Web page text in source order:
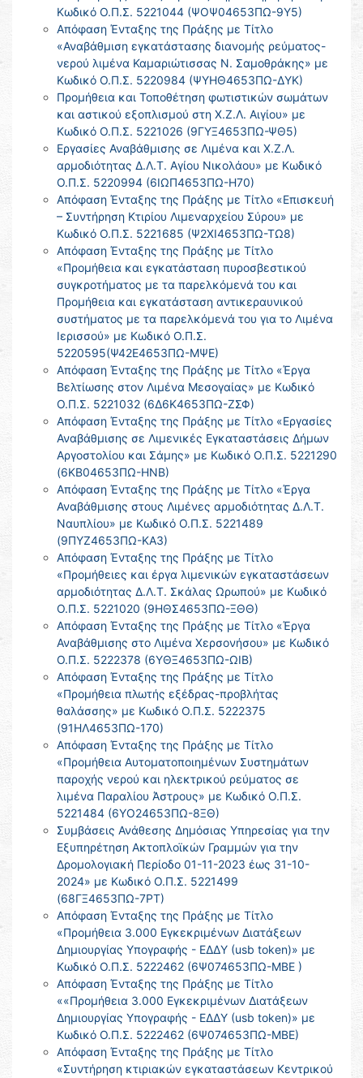
Κωδικό Ο.Π.Σ. 5221044 (ΨΟΨ04653ΠΩ-9Υ5)
Απόφαση Ένταξης της Πράξης με Τίτλο
«Αναβάθμιση εγκατάστασης διανομής ρεύματος-
νερού λιμένα Καμαριώτισσας Ν. Σαμοθράκης» με
Κωδικό Ο.Π.Σ. 5220984 (ΨΥΗΘ4653ΠΩ-ΔΥΚ)
Προμήθεια και Τοποθέτηση φωτιστικών σωμάτων
και αστικού εξοπλισμού στη Χ.Ζ.Λ. Αιγίου» με
Κωδικό Ο.Π.Σ. 5221026 (9ΓΥΞ4653ΠΩ-ΨΘ5)
Εργασίες Αναβάθμισης σε Λιμένα και Χ.Ζ.Λ.
αρμοδιότητας Δ.Λ.Τ. Αγίου Νικολάου» με Κωδικό
Ο.Π.Σ. 5220994 (6ΙΩΠ4653ΠΩ-Η70)
Απόφαση Ένταξης της Πράξης με Τίτλο «Επισκευή
– Συντήρηση Κτιρίου Λιμεναρχείου Σύρου» με
Κωδικό Ο.Π.Σ. 5221685 (Ψ2ΧΙ4653ΠΩ-ΤΩ8)
Απόφαση Ένταξης της Πράξης με Τίτλο
«Προμήθεια και εγκατάσταση πυροσβεστικού
συγκροτήματος με τα παρελκόμενά του και
Προμήθεια και εγκατάσταση αντικεραυνικού
συστήματος με τα παρελκόμενά του για το Λιμένα
Ιερισσού» με Κωδικό Ο.Π.Σ.
5220595(Ψ42Ε4653ΠΩ-ΜΨΕ)
Απόφαση Ένταξης της Πράξης με Τίτλο «Έργα
Βελτίωσης στον Λιμένα Μεσογαίας» με Κωδικό
Ο.Π.Σ. 5221032 (6Δ6Κ4653ΠΩ-ΖΣΦ)
Απόφαση Ένταξης της Πράξης με Τίτλο «Εργασίες
Αναβάθμισης σε Λιμενικές Εγκαταστάσεις Δήμων
Αργοστολίου και Σάμης» με Κωδικό Ο.Π.Σ. 5221290
(6ΚΒ04653ΠΩ-ΗΝΒ)
Απόφαση Ένταξης της Πράξης με Τίτλο «Έργα
Αναβάθμισης στους Λιμένες αρμοδιότητας Δ.Λ.Τ.
Ναυπλίου» με Κωδικό Ο.Π.Σ. 5221489
(9ΠΥΖ4653ΠΩ-ΚΑ3)
Απόφαση Ένταξης της Πράξης με Τίτλο
«Προμήθειες και έργα λιμενικών εγκαταστάσεων
αρμοδιότητας Δ.Λ.Τ. Σκάλας Ωρωπού» με Κωδικό
Ο.Π.Σ. 5221020 (9ΗΘΣ4653ΠΩ-ΞΘΘ)
Απόφαση Ένταξης της Πράξης με Τίτλο «Έργα
Αναβάθμισης στο Λιμένα Χερσονήσου» με Κωδικό
Ο.Π.Σ. 5222378 (6ΥΘΞ4653ΠΩ-ΩΙΒ)
Απόφαση Ένταξης της Πράξης με Τίτλο
«Προμήθεια πλωτής εξέδρας-προβλήτας
θαλάσσης» με Κωδικό Ο.Π.Σ. 5222375
(91ΗΛ4653ΠΩ-170)
Απόφαση Ένταξης της Πράξης με Τίτλο
«Προμήθεια Αυτοματοποιημένων Συστημάτων
παροχής νερού και ηλεκτρικού ρεύματος σε
λιμένα Παραλίου Άστρους» με Κωδικό Ο.Π.Σ.
5221484 (6ΥΟ24653ΠΩ-8ΞΘ)
Συμβάσεις Ανάθεσης Δημόσιας Υπηρεσίας για την
Εξυπηρέτηση Ακτοπλοϊκών Γραμμών για την
Δρομολογιακή Περίοδο 01-11-2023 έως 31-10-
2024» με Κωδικό Ο.Π.Σ. 5221499
(68ΓΞ4653ΠΩ-7ΡΤ)
Απόφαση Ένταξης της Πράξης με Τίτλο
«Προμήθεια 3.000 Εγκεκριμένων Διατάξεων
Δημιουργίας Υπογραφής - ΕΔΔΥ (usb token)» με
Κωδικό Ο.Π.Σ. 5222462 (6Ψ074653ΠΩ-ΜΒΕ )
Απόφαση Ένταξης της Πράξης με Τίτλο
««Προμήθεια 3.000 Εγκεκριμένων Διατάξεων
Δημιουργίας Υπογραφής - ΕΔΔΥ (usb token)» με
Κωδικό Ο.Π.Σ. 5222462 (6Ψ074653ΠΩ-ΜΒΕ)
Απόφαση Ένταξης της Πράξης με Τίτλο
«Συντήρηση κτιριακών εγκαταστάσεων Κεντρικού